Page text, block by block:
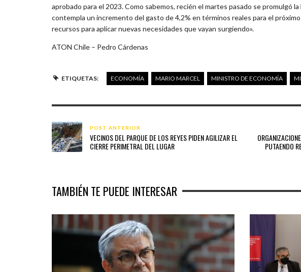
aprobado para el 2023. Como sabemos, recién el martes pasado se promulgó
contempla un incremento del gasto de 4,2% en términos reales para el
recursos para aplicar nuevas necesidades que vayan surgiendo».
ATON Chile – Pedro Cárdenas
ETIQUETAS: ECONOMÍA MARIO MARCEL MINISTRO DE ECONOMÍA
POST ANTERIOR
VECINOS DEL PARQUE DE LOS REYES PIDEN AGILIZAR EL
CIERRE PERIMETRAL DEL LUGAR
PUTAENDO
TAMBIÉN TE PUEDE INTERESAR